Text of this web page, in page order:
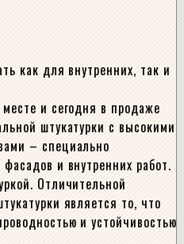
как для внутренних, так и
и сегодня в продаже
штукатурки с высокими
– специально
и внутренних работ.
Отличительной
является то, что
и устойчивостью